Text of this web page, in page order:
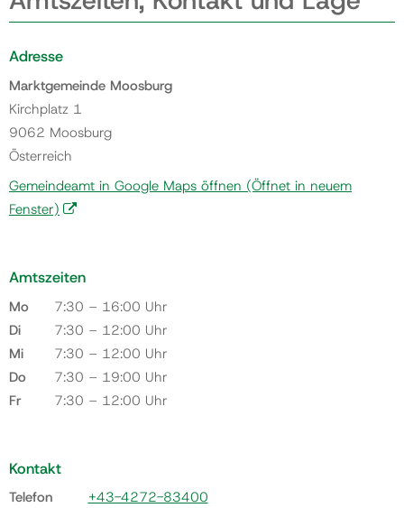
Adresse
Marktgemeinde Moosburg
Kirchplatz 1
9062 Moosburg
Österreich
Gemeindeamt in Google Maps öffnen (Öffnet in neuem
Fenster)
Amtszeiten
Mo
7:30 – 16:00 Uhr
Di
7:30 – 12:00 Uhr
Mi
7:30 – 12:00 Uhr
Do
7:30 – 19:00 Uhr
Fr
7:30 – 12:00 Uhr
Kontakt
Telefon
+43-4272-83400